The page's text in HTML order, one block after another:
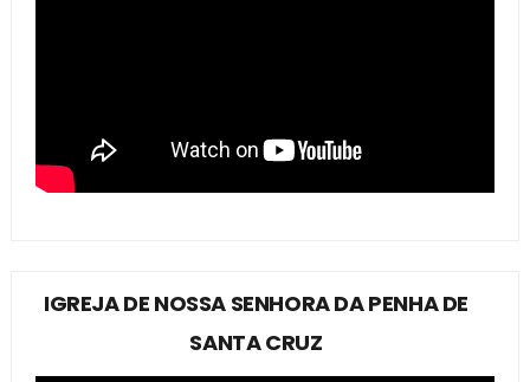
IGREJA DE NOSSA SENHORA DA PENHA DE
SANTA CRUZ